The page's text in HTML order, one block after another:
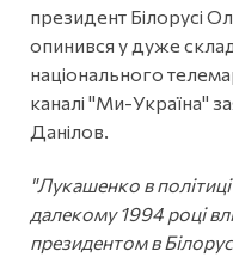
президент Білорусі
опинився у дуже
національного
каналі "Ми-Україна"
Данілов.
"Лукашенко в
далекому 1994 році
президентом в